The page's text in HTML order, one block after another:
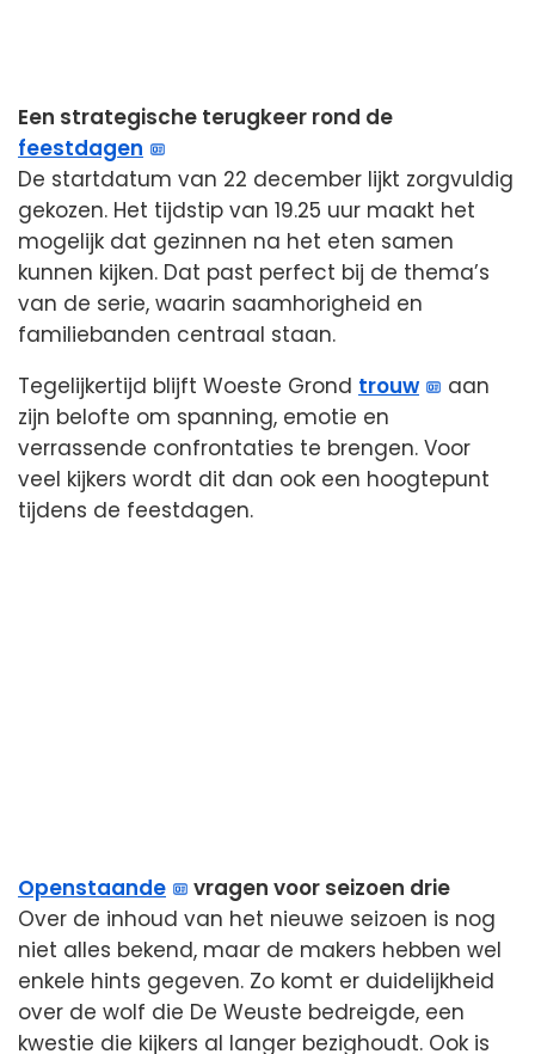
Een strategische terugkeer rond de
feestdagen
De startdatum van 22 december lijkt zorgvuldig
gekozen. Het tijdstip van 19.25 uur maakt het
mogelijk dat gezinnen na het eten samen
kunnen kijken. Dat past perfect bij de thema’s
van de serie, waarin saamhorigheid en
familiebanden centraal staan.
Tegelijkertijd blijft Woeste Grond trouw
aan
zijn belofte om spanning, emotie en
verrassende confrontaties te brengen. Voor
veel kijkers wordt dit dan ook een hoogtepunt
tijdens de feestdagen.
Openstaande
vragen voor seizoen drie
Over de inhoud van het nieuwe seizoen is nog
niet alles bekend, maar de makers hebben wel
enkele hints gegeven. Zo komt er duidelijkheid
over de wolf die De Weuste bedreigde, een
kwestie die kijkers al langer bezighoudt. Ook is